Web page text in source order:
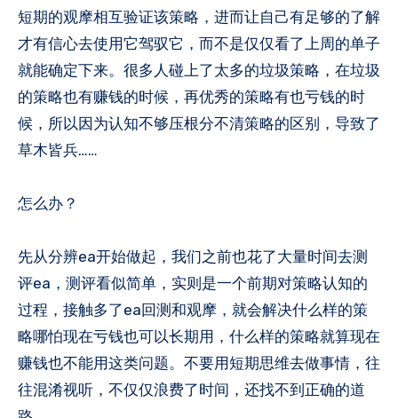
短期的观摩相互验证该策略，进而让自己有足够的了解
才有信心去使用它驾驭它，而不是仅仅看了上周的单子
就能确定下来。很多人碰上了太多的垃圾策略，在垃圾
的策略也有赚钱的时候，再优秀的策略有也亏钱的时
候，所以因为认知不够压根分不清策略的区别，导致了
草木皆兵……
怎么办？
先从分辨ea开始做起，我们之前也花了大量时间去测
评ea，测评看似简单，实则是一个前期对策略认知的
过程，接触多了ea回测和观摩，就会解决什么样的策
略哪怕现在亏钱也可以长期用，什么样的策略就算现在
赚钱也不能用这类问题。不要用短期思维去做事情，往
往混淆视听，不仅仅浪费了时间，还找不到正确的道